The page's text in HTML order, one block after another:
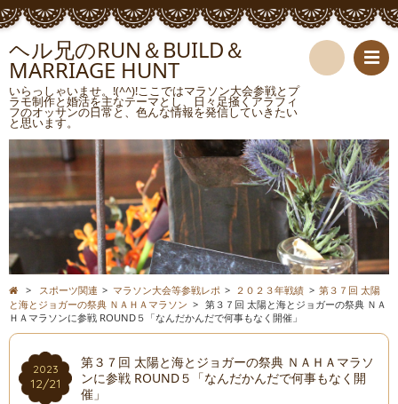
ヘル兄のRUN＆BUILD＆
MARRIAGE HUNT
いらっしゃいませ。!(^^)!ここではマラソン大会参戦とプ
ラモ制作と婚活を主なテーマとし、日々足掻くアラフィ
フのオッサンの日常と、色んな情報を発信していきたい
と思います。
> スポーツ関連 > マラソン大会等参戦レポ > ２０２３年戦績 > 第３７回 太陽
と海とジョガーの祭典 ＮＡＨＡマラソン > 第３７回 太陽と海とジョガーの祭典 ＮＡ
ＨＡマラソンに参戦 ROUND５「なんだかんだで何事もなく開催」
2023
12/21
第３７回 太陽と海とジョガーの祭典 ＮＡＨＡマラソ
ンに参戦 ROUND５「なんだかんだで何事もなく開
催」